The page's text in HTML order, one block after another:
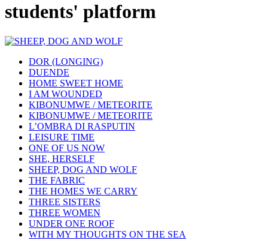
students' platform
DOR (LONGING)
DUENDE
HOME SWEET HOME
I AM WOUNDED
KIBONUMWE / METEORITE
KIBONUMWE / METEORITE
L’OMBRA DI RASPUTIN
LEISURE TIME
ONE OF US NOW
SHE, HERSELF
SHEEP, DOG AND WOLF
THE FABRIC
THE HOMES WE CARRY
THREE SISTERS
THREE WOMEN
UNDER ONE ROOF
WITH MY THOUGHTS ON THE SEA